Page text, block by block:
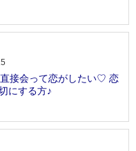
接会って恋がしたい♡ 恋
にする方♪